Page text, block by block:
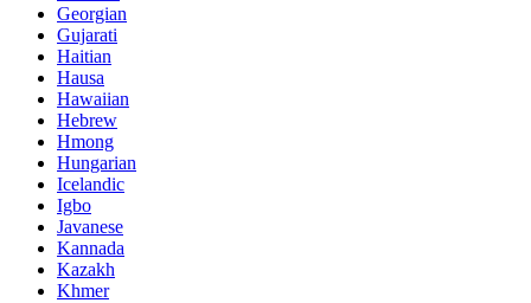
Georgian
Gujarati
Haitian
Hausa
Hawaiian
Hebrew
Hmong
Hungarian
Icelandic
Igbo
Javanese
Kannada
Kazakh
Khmer